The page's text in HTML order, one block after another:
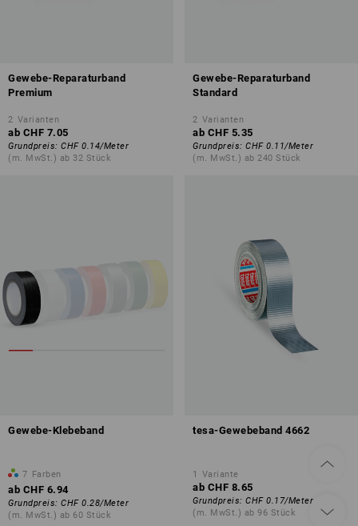
Gewebe-Reparaturband
Premium
2 Varianten
ab CHF 7.05
Grundpreis: CHF 0.14/Meter
(m. MwSt.) ab 32 Stück
Gewebe-Reparaturband
Standard
2 Varianten
ab CHF 5.35
Grundpreis: CHF 0.11/Meter
(m. MwSt.) ab 240 Stück
Gewebe-Klebeband
7 Farben
ab CHF 6.94
Grundpreis: CHF 0.28/Meter
(m. MwSt.) ab 60 Stück
tesa-Gewebeband 4662
1 Variante
ab CHF 8.65
Grundpreis: CHF 0.17/Meter
(m. MwSt.) ab 96 Stück